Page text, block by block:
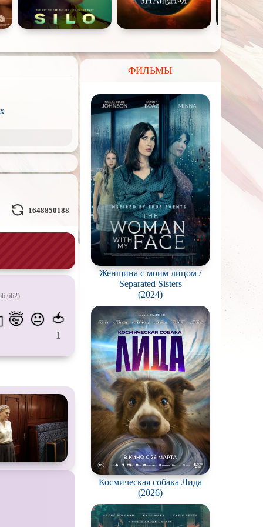
кино
миры
во
и
фигурное
1648850188
🤯 😐 🍅
1
ФИЛЬМЫ
Женщина с моим лицом /
Separated Sisters
(2024)
Космическая собака Лида
(2026)